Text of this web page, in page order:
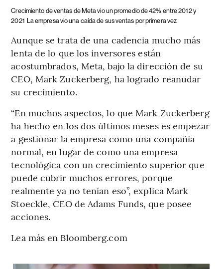
Crecimiento de ventas de Meta vio un promedio de 42% entre 2012 y
2021 La empresa vio una caída de sus ventas por primera vez
Aunque se trata de una cadencia mucho más
lenta de lo que los inversores están
acostumbrados, Meta, bajo la dirección de su
CEO, Mark Zuckerberg, ha logrado reanudar
su crecimiento.
“En muchos aspectos, lo que Mark Zuckerberg
ha hecho en los dos últimos meses es empezar
a gestionar la empresa como una compañía
normal, en lugar de como una empresa
tecnológica con un crecimiento superior que
puede cubrir muchos errores, porque
realmente ya no tenían eso”, explica Mark
Stoeckle, CEO de Adams Funds, que posee
acciones.
Lea más en Bloomberg.com